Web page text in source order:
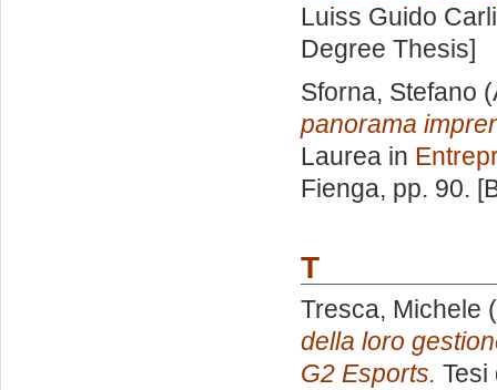
Luiss Guido
Degree Thesis]
Sforna, Stefano
panorama
Laurea in
Fienga, pp. 90.
T
Tresca, Michele
della loro
G2 Esports.